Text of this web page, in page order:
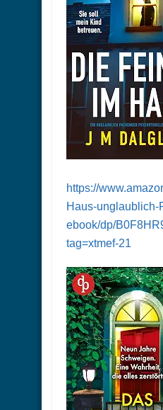
https://
Haus-unglaublich-
ebook/dp/
tag=xtmef-21